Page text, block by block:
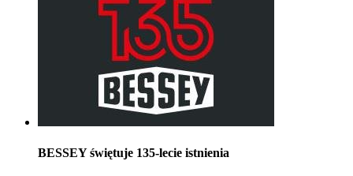
BESSEY świętuje 135-lecie istnienia